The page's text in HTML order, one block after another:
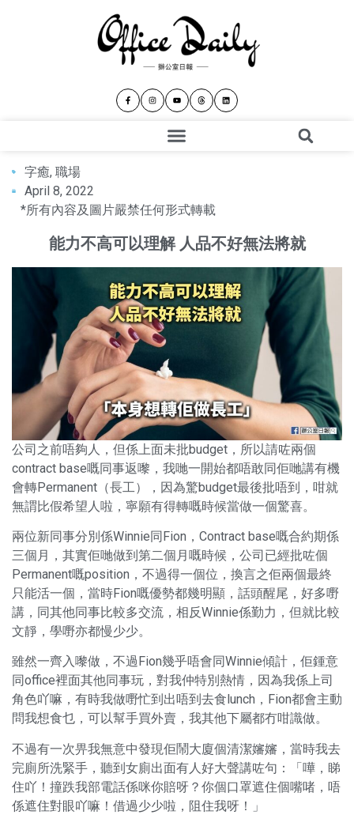
字癒, 職場
April 8, 2022
*所有內容及圖片嚴禁任何形式轉載
能力不高可以理解 人品不好無法將就
公司之前唔夠人，但係上面未批budget，所以請咗兩個
contract base嘅同事返嚟，我哋一開始都唔敢同佢哋講有機
會轉Permanent（長工），因為驚budget最後批唔到，咁就
無謂比假希望人啦，寧願有得轉嘅時候當做一個驚喜。
兩位新同事分別係Winnie同Fion，Contract base嘅合約期係
三個月，其實佢哋做到第二個月嘅時候，公司已經批咗個
Permanent嘅position，不過得一個位，換言之佢兩個最終
只能活一個，當時Fion嘅優勢都幾明顯，話頭醒尾，好多嘢
講，同其他同事比較多交流，相反Winnie係勤力，但就比較
文靜，學嘢亦都慢少少。
雖然一齊入嚟做，不過Fion幾乎唔會同Winnie傾計，佢鍾意
同office裡面其他同事玩，對我仲特別熱情，因為我係上司
角色吖嘛，有時我做嘢忙到出唔到去食lunch，Fion都會主動
問我想食乜，可以幫手買外賣，我其他下屬都冇咁識做。
不過有一次畀我無意中發現佢鬧大廈個清潔嬸嬸，當時我去
完廁所洗緊手，聽到女廁出面有人好大聲講咗句：「嘩，睇
住吖！撞跌我部電話係咪你賠呀？你個口罩遮住個嘴啫，唔
係遮住對眼吖嘛！借過少少啦，阻住我呀！」